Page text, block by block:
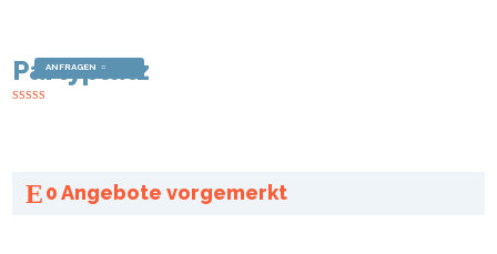
Partyplatz
ANFRAGEN
0Angebote vorgemerkt